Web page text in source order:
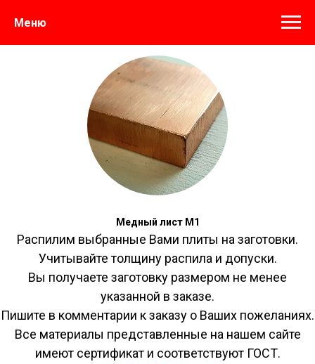
Меню
Медный лист М1
Распилим выбранные Вами плиты на заготовки.
Учитывайте толщину распила и допуски.
Вы получаете заготовку размером не менее
указанной в заказе.
Пишите в комментарии к заказу о Ваших пожеланиях.
Все материалы представленные на нашем сайте
имеют сертификат и соответствуют ГОСТ.